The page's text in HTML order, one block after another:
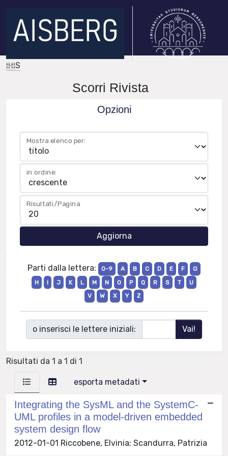
IRIS
Scorri Rivista
Opzioni
Mostra elenco per:
in ordine:
Risultati/Pagina
Parti dalla lettera: 0-9 A B C D E F
G
H
I J K L M N O P Q R S T
U
V
W X Y Z
o inserisci le lettere iniziali:
Risultati da 1 a 1 di 1
esporta metadati
Integrating the SysML and the SystemC-
UML profiles in a model-driven embedded
system design flow
2012-01-01 Riccobene, Elvinia; Scandurra, Patrizia